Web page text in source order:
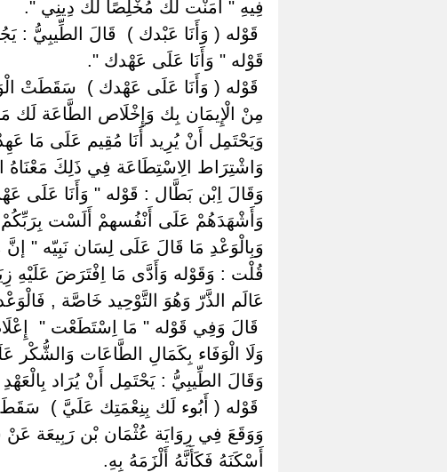
فِيهِ " آمَنْت لَك مُخْلِصًا لَك دِينِي ".
‏قَوْله ( وَأَنَا عَبْدك ) ‏ ‏قَالَ الطِّيبِيُّ :
قَوْله " وَأَنَا عَلَى عَهْدك ".
‏قَوْله ( وَأَنَا عَلَى عَهْدك ) ‏ ‏سَقَطَتْ
مِنْ الْإِيمَان بِك وَإِخْلَاص الطَّاعَة
وَيَحْتَمِل أَنْ يُرِيد أَنَا مُقِيم عَلَى مَا
وَاشْتِرَاط الِاسْتِطَاعَة فِي ذَلِكَ مَعْنَاهُ
وَقَالَ اِبْن بَطَّال : قَوْله " وَأَنَا عَلَى
وَأَشْهَدَهُمْ عَلَى أَنْفُسهمْ أَلَسْت بِرَبِّكُمْ
وَبِالْوَعْدِ مَا قَالَ عَلَى لِسَان نَبِيّه "
قُلْت : وَقَوْله وَأَدَّى مَا اِفْتَرَضَ عَلَيْهِ
عَالَم الذَّرّ وَهُوَ التَّوْحِيد خَاصَّة ,
‏قَالَ وَفِي قَوْله " مَا اِسْتَطَعْت "
وَلَا الْوَفَاء بِكَمَالِ الطَّاعَات وَالشُّكْر
وَقَالَ الطِّيبِيُّ : يَحْتَمِل أَنْ يُرَاد
‏قَوْله ( أَبُوء لَك بِنِعْمَتِك عَلَيَّ )
وَوَقَعَ فِي رِوَايَة عُثْمَان بْن رَبِيعَة عَنْ
أَسْكَنَهُ فَكَأَنَّهُ أَلْزَمَهُ بِهِ.